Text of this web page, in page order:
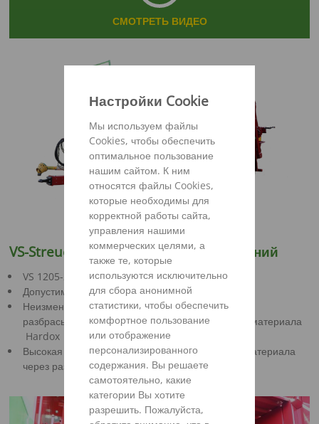
Настройки Cookie
Мы используем файлы
Cookies, чтобы обеспечить
оптимальное пользование
нашим сайтом. К ним
относятся файлы Cookies,
которые необходимы для
корректной работы сайта,
управления нашими
коммерческих целями, а
также те, которые
используются исключительно
для сбора анонимной
статистики, чтобы обеспечить
комфортное пользование
или отображение
персонализированного
содержания. Вы решаете
самотоятельно, какие
категории Вы хотите
разрешить. Пожалуйста,
СМОТРЕТЬ ВИДЕО
VS-Streuer –прочный и разносторонний
VS 1205-2005
Допустимый общий вес 20-22 т
Неизменная точность благодаря крепкому
разбрасывающему механизму с элементами из материала
Hardox
Высокая мощность благодаря высоте прохода материала
через разбрасывающий механизм 1,55 м